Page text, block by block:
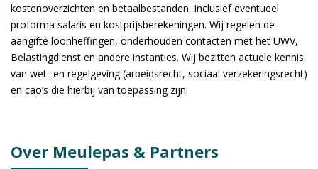
kostenoverzichten en betaalbestanden, inclusief eventueel
proforma salaris en kostprijsberekeningen. Wij regelen de
aangifte loonheffingen, onderhouden contacten met het UWV,
Belastingdienst en andere instanties. Wij bezitten actuele kennis
van wet- en regelgeving (arbeidsrecht, sociaal verzekeringsrecht)
en cao’s die hierbij van toepassing zijn.
Over Meulepas & Partners